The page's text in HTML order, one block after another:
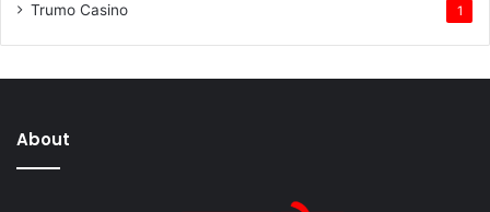
Trumo Casino 1
About